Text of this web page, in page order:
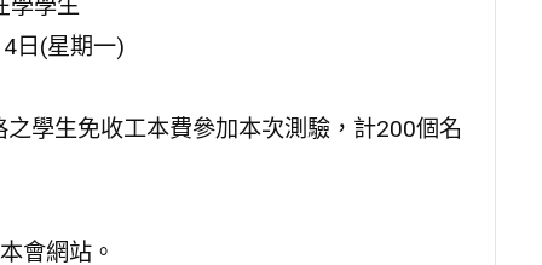
日(星期一)
學生免收工本費參加本次測驗，計200個名
會網站。